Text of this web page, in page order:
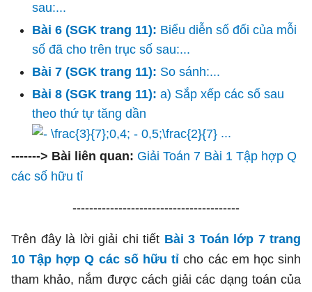
sau:...
Bài 6 (SGK trang 11): Biểu diễn số đối của mỗi
số đã cho trên trục số sau:...
Bài 7 (SGK trang 11): So sánh:...
Bài 8 (SGK trang 11): a) Sắp xếp các số sau
theo thứ tự tăng dần
...
-------> Bài liên quan: Giải Toán 7 Bài 1 Tập hợp Q
các số hữu tỉ
----------------------------------------
Trên đây là lời giải chi tiết Bài 3 Toán lớp 7 trang
10 Tập hợp Q các số hữu tỉ cho các em học sinh
tham khảo, nắm được cách giải các dạng toán của